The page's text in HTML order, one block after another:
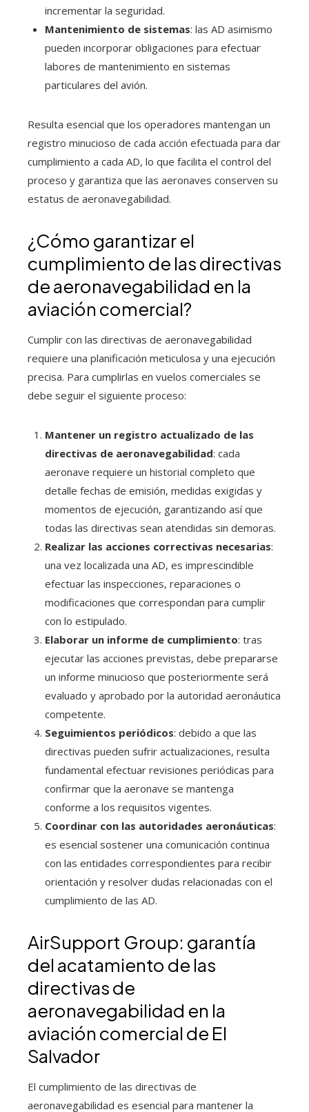
incrementar la seguridad.
Mantenimiento de sistemas: las AD asimismo
pueden incorporar obligaciones para efectuar
labores de mantenimiento en sistemas
particulares del avión.
Resulta esencial que los operadores mantengan un
registro minucioso de cada acción efectuada para dar
cumplimiento a cada AD, lo que facilita el control del
proceso y garantiza que las aeronaves conserven su
estatus de aeronavegabilidad.
¿Cómo garantizar el
cumplimiento de las directivas
de aeronavegabilidad en la
aviación comercial?
Cumplir con las directivas de aeronavegabilidad
requiere una planificación meticulosa y una ejecución
precisa. Para cumplirlas en vuelos comerciales se
debe seguir el siguiente proceso:
Mantener un registro actualizado de las
directivas de aeronavegabilidad: cada
aeronave requiere un historial completo que
detalle fechas de emisión, medidas exigidas y
momentos de ejecución, garantizando así que
todas las directivas sean atendidas sin demoras.
Realizar las acciones correctivas necesarias:
una vez localizada una AD, es imprescindible
efectuar las inspecciones, reparaciones o
modificaciones que correspondan para cumplir
con lo estipulado.
Elaborar un informe de cumplimiento: tras
ejecutar las acciones previstas, debe prepararse
un informe minucioso que posteriormente será
evaluado y aprobado por la autoridad aeronáutica
competente.
Seguimientos periódicos: debido a que las
directivas pueden sufrir actualizaciones, resulta
fundamental efectuar revisiones periódicas para
confirmar que la aeronave se mantenga
conforme a los requisitos vigentes.
Coordinar con las autoridades aeronáuticas:
es esencial sostener una comunicación continua
con las entidades correspondientes para recibir
orientación y resolver dudas relacionadas con el
cumplimiento de las AD.
AirSupport Group: garantía
del acatamiento de las
directivas de
aeronavegabilidad en la
aviación comercial de El
Salvador
El cumplimiento de las directivas de
aeronavegabilidad es esencial para mantener la